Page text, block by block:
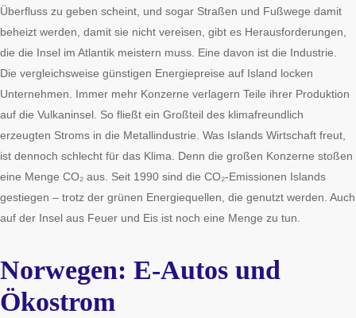
Überfluss zu geben scheint, und sogar Straßen und Fußwege damit
beheizt werden, damit sie nicht vereisen, gibt es Herausforderungen,
die die Insel im Atlantik meistern muss. Eine davon ist die Industrie.
Die vergleichsweise günstigen Energiepreise auf Island locken
Unternehmen. Immer mehr Konzerne verlagern Teile ihrer Produktion
auf die Vulkaninsel. So fließt ein Großteil des klimafreundlich
erzeugten Stroms in die Metallindustrie. Was Islands Wirtschaft freut,
ist dennoch schlecht für das Klima. Denn die großen Konzerne stoßen
eine Menge CO₂ aus. Seit 1990 sind die CO₂-Emissionen Islands
gestiegen – trotz der grünen Energiequellen, die genutzt werden. Auch
auf der Insel aus Feuer und Eis ist noch eine Menge zu tun.
Norwegen: E-Autos und
Ökostrom